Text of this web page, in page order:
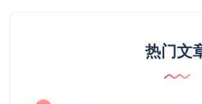
热门文